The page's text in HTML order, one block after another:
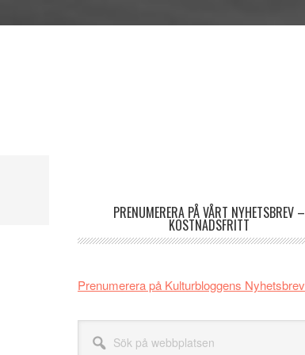
PRENUMERERA PÅ VÅRT NYHETSBREV –
KOSTNADSFRITT
Prenumerera på Kulturbloggens Nyhetsbrev